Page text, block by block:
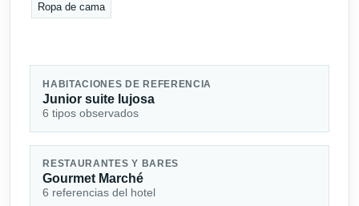
Ropa de cama
HABITACIONES DE REFERENCIA
Junior suite lujosa
6 tipos observados
RESTAURANTES Y BARES
Gourmet Marché
6 referencias del hotel